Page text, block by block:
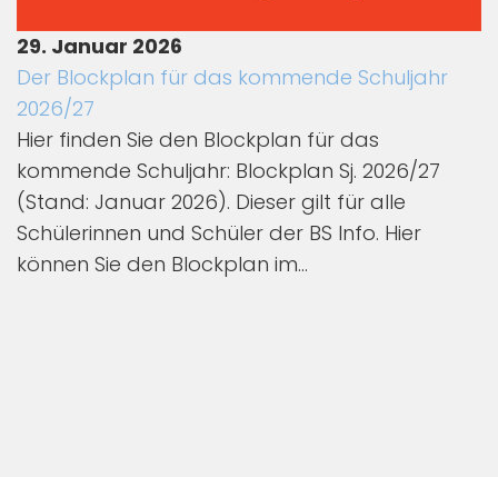
29. Januar 2026
Der Blockplan für das kommende Schuljahr
2026/27
Hier finden Sie den Blockplan für das
kommende Schuljahr: Blockplan Sj. 2026/27
(Stand: Januar 2026). Dieser gilt für alle
Schülerinnen und Schüler der BS Info. Hier
können Sie den Blockplan im...